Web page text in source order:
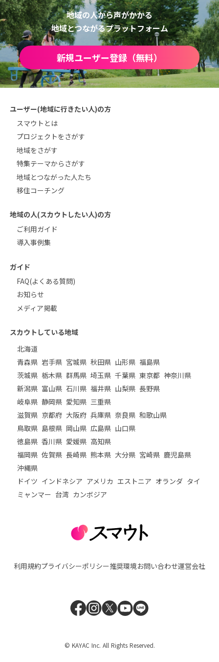
地域の人から声がかかる
地域とつながるプラットフォーム
新規ユーザー登録（無料）
ユーザー(地域に行きたい人)の方
スマウトとは
プロジェクトをさがす
地域をさがす
特集テーマからさがす
地域とつながった人たち
移住コーチング
地域の人(スカウトしたい人)の方
ご利用ガイド
導入事例集
ガイド
FAQ(よくある質問)
お知らせ
メディア掲載
スカウトしている地域
北海道
青森県 岩手県 宮城県 秋田県 山形県 福島県
茨城県 栃木県 群馬県 埼玉県 千葉県 東京都 神奈川県
新潟県 富山県 石川県 福井県 山梨県 長野県
岐阜県 静岡県 愛知県 三重県
滋賀県 京都府 大阪府 兵庫県 奈良県 和歌山県
鳥取県 島根県 岡山県 広島県 山口県
徳島県 香川県 愛媛県 高知県
福岡県 佐賀県 長崎県 熊本県 大分県 宮崎県 鹿児島県
沖縄県
ドイツ インドネシア アメリカ エストニア オランダ タイ
ミャンマー 台湾 カンボジア
利用規約プライバシーポリシー推奨環境お問い合わせ運営会社
© KAYAC Inc. All Rights Reserved.